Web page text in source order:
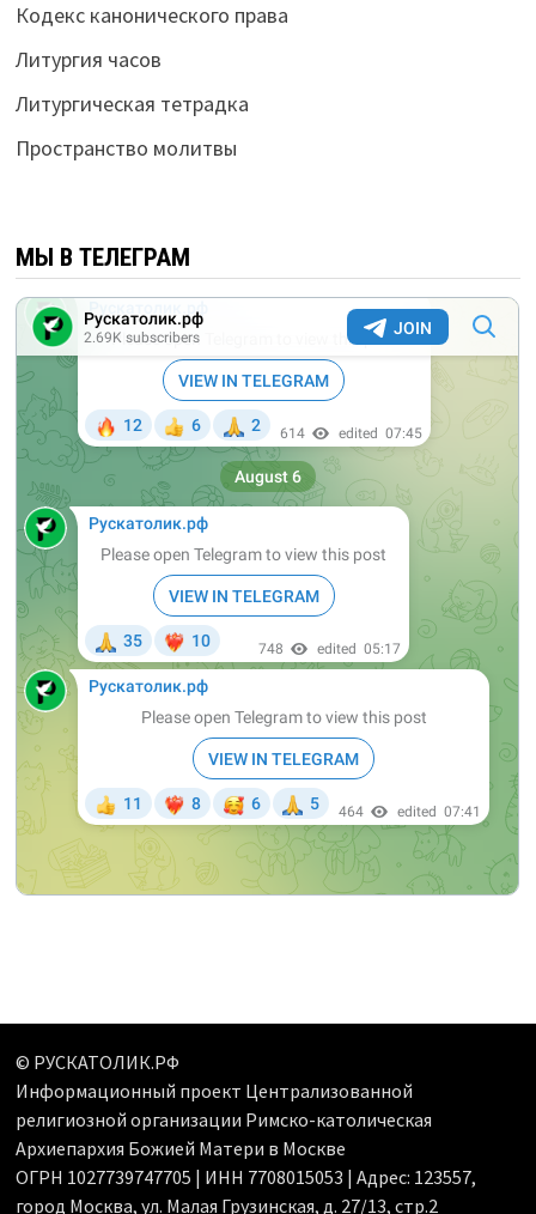
Кодекс канонического права
Литургия часов
Литургическая тетрадка
Пространство молитвы
МЫ В ТЕЛЕГРАМ
© РУСКАТОЛИК.РФ
Информационный проект Централизованной
религиозной организации Римско-католическая
Архиепархия Божией Матери в Москве
ОГРН 1027739747705 | ИНН 7708015053 | Адрес: 123557,
город Москва, ул. Малая Грузинская, д. 27/13, стр.2